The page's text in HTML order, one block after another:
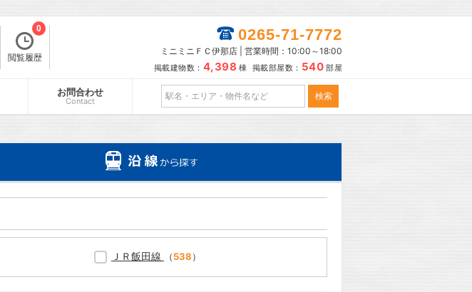
閲覧履歴
0 0265-71-7772
ミニミニＦＣ伊那店 | 営業時間：10:00～18:00
掲載建物数： 4,398 棟 掲載部屋数： 540 部屋
お問合わせ
Contact
ＪＲ飯田線 （538）